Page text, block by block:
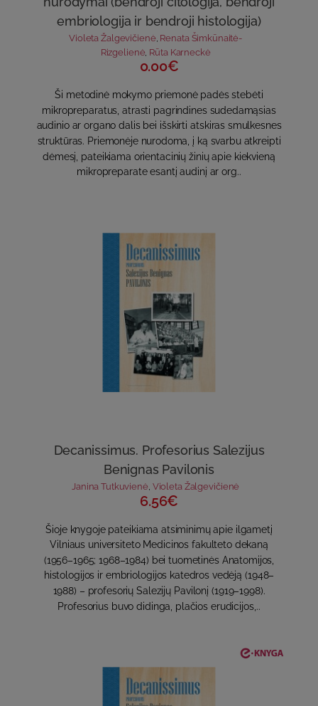
embriologija ir bendroji histologija)
Violeta Žalgevičienė Renata Šimkūnaitė-
Rizgelienė Rūta Karneckė
0.00€
Ši metodinė mokymo priemonė padės stebėti
mikropreparatus, atrasti pagrindines sudedamąsias
audinio ar organo dalis bei išskirti atskiras smulkesnes
struktūras. Priemonėje nurodoma, į ką svarbu atkreipti
dėmesį, pateikiama orientacinių žinių apie kiekvieną
mikropreparate esantį audinį ar org..
Decanissimus. Profesorius Salezijus
Benignas Pavilonis
Janina Tutkuvienė, Violeta Žalgevičienė
6.56€
Šioje knygoje pateikiama atsiminimų apie ilgametį
Vilniaus universiteto Medicinos fakulteto dekaną
(1956–1965; 1968–1984) bei tuometinės Anatomijos,
histologijos ir embriologijos katedros vedėją (1948–
1988) – profesorių Salezijų Pavilonį (1919–1998).
Profesorius buvo didinga, plačios erudicijos,..